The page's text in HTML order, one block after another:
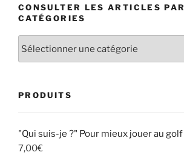
CONSULTER LES ARTICLES PAR
CATÉGORIES
catégories
PRODUITS
"Qui suis-je ?" Pour mieux jouer au golf
7,00€